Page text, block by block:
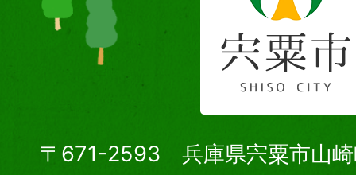
〒671-2593 兵庫県宍粟市山崎